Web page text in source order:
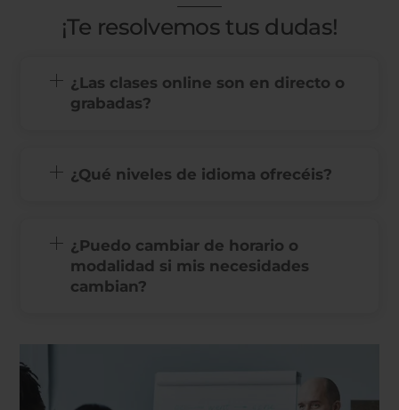
¡Te resolvemos tus dudas!
¿Las clases online son en directo o
grabadas?
¿Qué niveles de idioma ofrecéis?
¿Puedo cambiar de horario o
modalidad si mis necesidades
cambian?